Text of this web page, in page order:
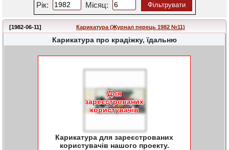
Рік: Місяц: Фільтрувати
[1982-06-11] Карикатура (Журнал перець 1982 №11)
Карикатура про крадіжку, їдальню
Для
зареєстрованих
користувачів
Карикатура для зареєстрованих
користувачів нашого проекту.